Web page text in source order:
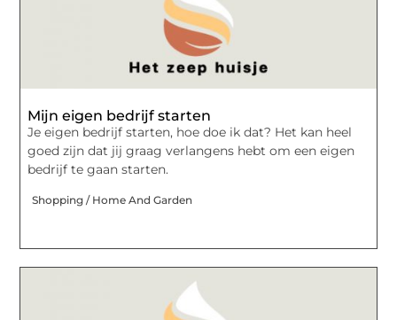
Mijn eigen bedrijf starten
Je eigen bedrijf starten, hoe doe ik dat? Het kan heel
goed zijn dat jij graag verlangens hebt om een eigen
bedrijf te gaan starten.
Shopping / Home And Garden